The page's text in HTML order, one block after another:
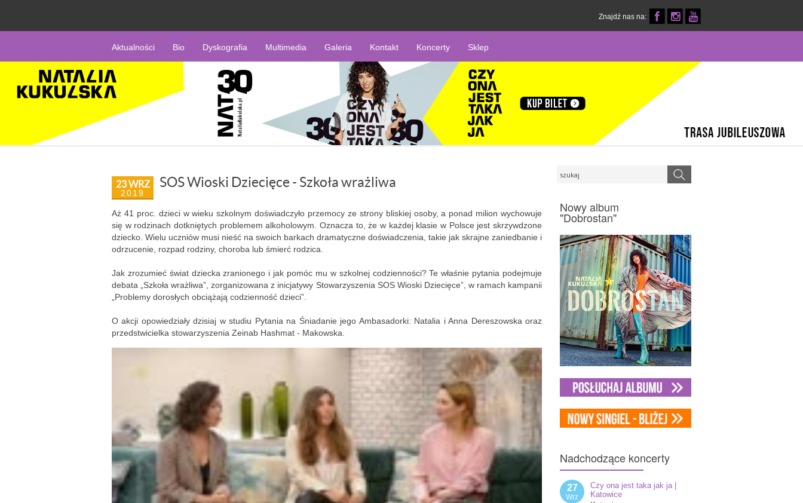
Znajdź nas na:
Aktualności Bio Dyskografia Multimedia Galeria Kontakt Koncerty Sklep
23 WRZ
2019
SOS Wioski Dziecięce - Szkoła wrażliwa
Aż 41 proc. dzieci w wieku szkolnym doświadczyło przemocy ze strony bliskiej osoby, a ponad milion wychowuje
się w rodzinach dotkniętych problemem alkoholowym. Oznacza to, że w każdej klasie w Polsce jest skrzywdzone
dziecko. Wielu uczniów musi nieść na swoich barkach dramatyczne doświadczenia, takie jak skrajne zaniedbanie i
odrzucenie, rozpad rodziny, choroba lub śmierć rodzica.
Jak zrozumieć świat dziecka zranionego i jak pomóc mu w szkolnej codzienności? Te właśnie pytania podejmuje
debata „Szkoła wrażliwa”, zorganizowana z inicjatywy Stowarzyszenia SOS Wioski Dziecięce”, w ramach kampanii
„Problemy dorosłych obciążają codzienność dzieci”.
O akcji opowiedziały dzisiaj w studiu Pytania na Śniadanie jego Ambasadorki: Natalia i Anna Dereszowska oraz
przedstwicielka stowarzyszenia Zeinab Hashmat - Makowska.
Nowy album
"Dobrostan"
Nadchodzące koncerty
27
Wrz
Czy ona jest taka jak ja |
Katowice